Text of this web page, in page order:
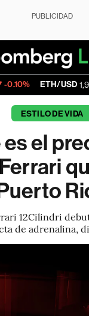
PUBLICIDAD
ETH/USD 1,912.445
ESTILO DE VIDA
es el
12Cilindri
de adrenalina,